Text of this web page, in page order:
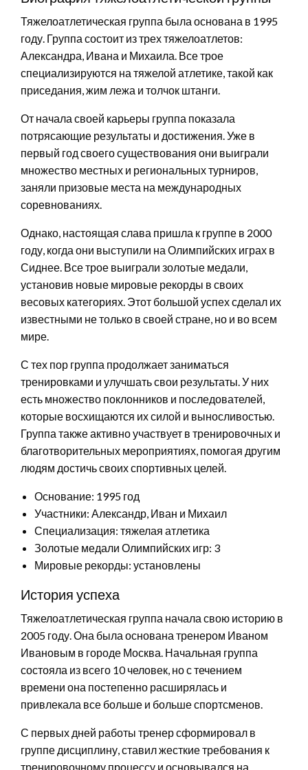
Тяжелоатлетическая группа была основана в 1995
году. Группа состоит из трех тяжелоатлетов:
Александра, Ивана и Михаила. Все трое
специализируются на тяжелой атлетике, такой как
приседания, жим лежа и толчок штанги.
От начала своей карьеры группа показала
потрясающие результаты и достижения. Уже в
первый год своего существования они выиграли
множество местных и региональных турниров,
заняли призовые места на международных
соревнованиях.
Однако, настоящая слава пришла к группе в 2000
году, когда они выступили на Олимпийских играх в
Сиднее. Все трое выиграли золотые медали,
установив новые мировые рекорды в своих
весовых категориях. Этот большой успех сделал их
известными не только в своей стране, но и во всем
мире.
С тех пор группа продолжает заниматься
тренировками и улучшать свои результаты. У них
есть множество поклонников и последователей,
которые восхищаются их силой и выносливостью.
Группа также активно участвует в тренировочных и
благотворительных мероприятиях, помогая другим
людям достичь своих спортивных целей.
Основание: 1995 год
Участники: Александр, Иван и Михаил
Специализация: тяжелая атлетика
Золотые медали Олимпийских игр: 3
Мировые рекорды: установлены
История успеха
Тяжелоатлетическая группа начала свою историю в
2005 году. Она была основана тренером Иваном
Ивановым в городе Москва. Начальная группа
состояла из всего 10 человек, но с течением
времени она постепенно расширялась и
привлекала все больше и больше спортсменов.
С первых дней работы тренер сформировал в
группе дисциплину, ставил жесткие требования к
тренировочному процессу и основывался на